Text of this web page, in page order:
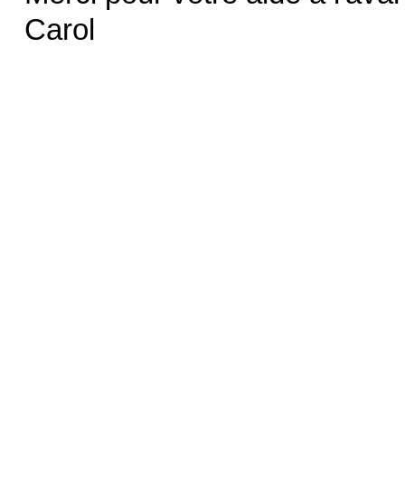
Carol